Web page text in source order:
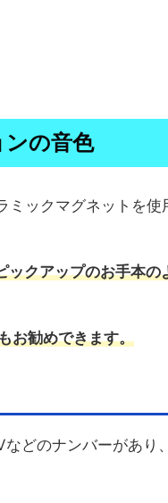
の音色
ミックマグネットを使
ックアップのお手本の
お勧めできます。
どのナンバーがあり、